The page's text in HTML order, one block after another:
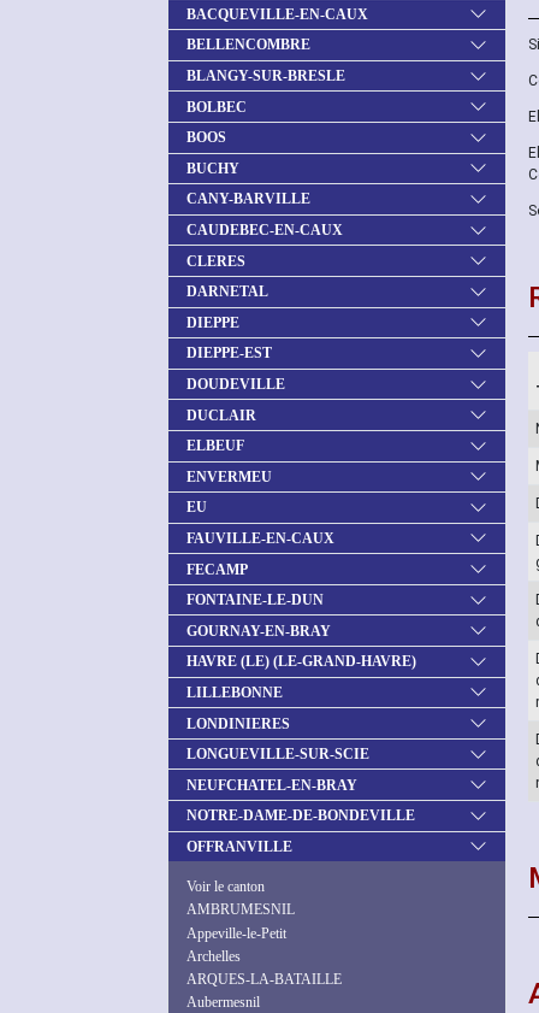
BACQUEVILLE-EN-CAUX
BELLENCOMBRE
BLANGY-SUR-BRESLE
BOLBEC
BOOS
BUCHY
CANY-BARVILLE
CAUDEBEC-EN-CAUX
CLERES
DARNETAL
DIEPPE
DIEPPE-EST
DOUDEVILLE
DUCLAIR
ELBEUF
ENVERMEU
EU
FAUVILLE-EN-CAUX
FECAMP
FONTAINE-LE-DUN
GOURNAY-EN-BRAY
HAVRE (LE) (LE-GRAND-HAVRE)
LILLEBONNE
LONDINIERES
LONGUEVILLE-SUR-SCIE
NEUFCHATEL-EN-BRAY
NOTRE-DAME-DE-BONDEVILLE
OFFRANVILLE
Voir le canton
AMBRUMESNIL
Appeville-le-Petit
Archelles
ARQUES-LA-BATAILLE
Aubermesnil